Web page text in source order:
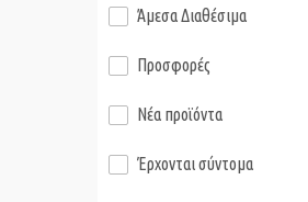
Άμεσα Διαθέσιμα
Προσφορές
Νέα προϊόντα
Έρχονται σύντομα